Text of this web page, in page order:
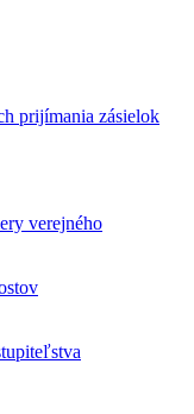
prijímania zásielok
verejného